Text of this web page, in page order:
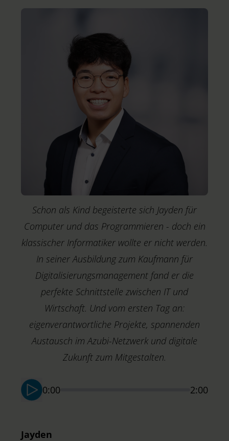
Schon als Kind begeisterte sich Jayden für
Computer und das Programmieren - doch ein
klassischer Informatiker wollte er nicht werden.
In seiner Ausbildung zum Kaufmann für
Digitalisierungsmanagement fand er die
perfekte Schnittstelle zwischen IT und
Wirtschaft. Und vom ersten Tag an:
eigenverantwortliche Projekte, spannenden
Austausch im Azubi-Netzwerk und digitale
Zukunft zum Mitgestalten.
0:00 2:00
Jayden